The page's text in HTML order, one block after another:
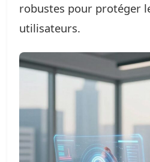
robustes pour protéger
utilisateurs.